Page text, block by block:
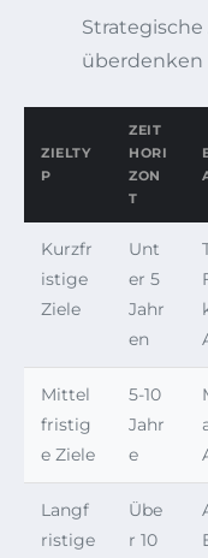
überdenken
ZIELTY
P
ZEIT
HORI
ZON
T
Kurzfr
istige
Ziele
Unt
er 5
Jahr
en
Mittel
fristig
e Ziele
5-10
Jahr
e
Langf
ristige
Übe
r 10